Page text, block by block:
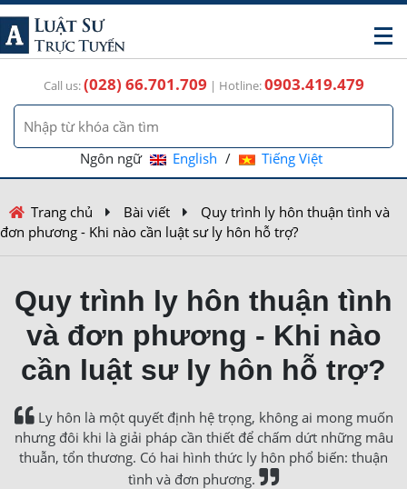
Call us:(028) 66.701.709 | Hotline:0903.419.479
Ngôn ngữ English / Tiếng Việt
Trang chủ Bài viết
Quy trình ly hôn thuận tình và
đơn phương - Khi nào cần luật sư ly hôn hỗ trợ?
Quy trình ly hôn thuận tình
và đơn phương - Khi nào
cần luật sư ly hôn hỗ trợ?
Ly hôn là một quyết định hệ trọng, không ai mong muốn
nhưng đôi khi là giải pháp cần thiết để chấm dứt những mâu
thuẫn, tổn thương. Có hai hình thức ly hôn phổ biến: thuận
tình và đơn phương.